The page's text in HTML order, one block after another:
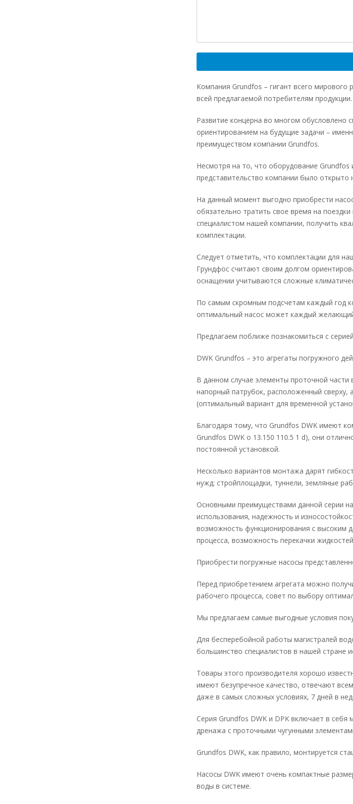
Компания Grundfos – гигант всего
всей предлагаемой потребителям продукции.
Развитие концерна во многом обусловлено
ориентированием на будущие задачи –
преимуществом компании Grundfos.
Несмотря на то, что оборудование
представительство компании было открыто
На данный момент выгодно приобрести
обязательно тратить свое время на
специалистом нашей компании, получить
комплектации.
Следует отметить, что комплектации для
Грундфос считают своим долгом
оснащении учитываются сложные
По самым скромным подсчетам каждый год
оптимальный насос может каждый
Предлагаем поближе познакомиться с
DWK Grundfos – это агрегаты погружного
В данном случае элементы проточной части
напорный патрубок, расположенный сверху,
(оптимальный вариант для временной
Благодаря тому, что Grundfos DWK имеют
Grundfos DWK o 13.150 110.5 1 d), они
постоянной установкой.
Несколько вариантов монтажа дарят
нужд: стройплощадки, туннели, земляные
Основными преимуществами данной серии
использования, надежность и
возможность функционирования с высоким
процесса, возможность перекачки
Приобрести погружные насосы
Перед приобретением агрегата можно
рабочего процесса, совет по выбору
Мы предлагаем самые выгодные условия
Для бесперебойной работы магистралей
большинство специалистов в нашей стране
Товары этого производителя хорошо
имеют безупречное качество, отвечают
даже в самых сложных условиях, 7 дней в
Серия Grundfos DWK и DPK включает в
дренажа с проточными чугунными
Grundfos DWK, как правило, монтируется
Насосы DWK имеют очень компактные
воды в системе.